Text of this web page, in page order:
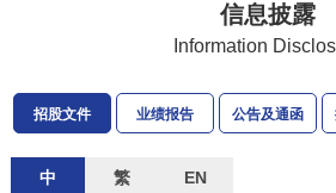
信息披露
Information
招股文件 业绩报告 公告及通函
中 繁 EN